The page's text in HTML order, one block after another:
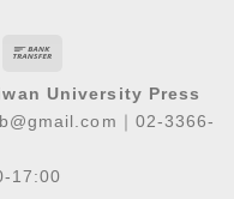
University Press
｜02-3366-
17:00